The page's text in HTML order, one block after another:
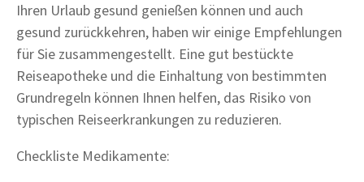
Ihren Urlaub gesund genießen können und auch
gesund zurückkehren, haben wir einige Empfehlungen
für Sie zusammengestellt. Eine gut bestückte
Reiseapotheke und die Einhaltung von bestimmten
Grundregeln können Ihnen helfen, das Risiko von
typischen Reiseerkrankungen zu reduzieren.
Checkliste Medikamente: